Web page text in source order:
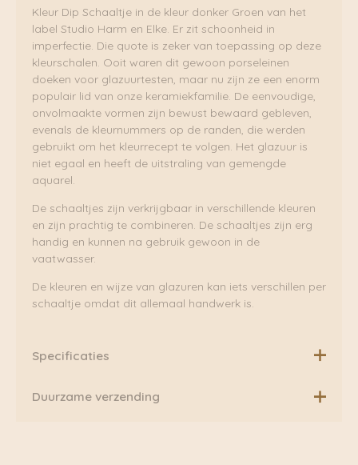
aantal
Kleur Dip Schaaltje in de kleur donker Groen van het
label Studio Harm en Elke. Er zit schoonheid in
imperfectie. Die quote is zeker van toepassing op deze
kleurschalen. Ooit waren dit gewoon porseleinen
doeken voor glazuurtesten, maar nu zijn ze een enorm
populair lid van onze keramiekfamilie. De eenvoudige,
onvolmaakte vormen zijn bewust bewaard gebleven,
evenals de kleurnummers op de randen, die werden
gebruikt om het kleurrecept te volgen. Het glazuur is
niet egaal en heeft de uitstraling van gemengde
aquarel.
De schaaltjes zijn verkrijgbaar in verschillende kleuren
en zijn prachtig te combineren. De schaaltjes zijn erg
handig en kunnen na gebruik gewoon in de
vaatwasser.
De kleuren en wijze van glazuren kan iets verschillen per
schaaltje omdat dit allemaal handwerk is.
Specificaties
Afmeting: diameter 9,5
Duurzame verzending